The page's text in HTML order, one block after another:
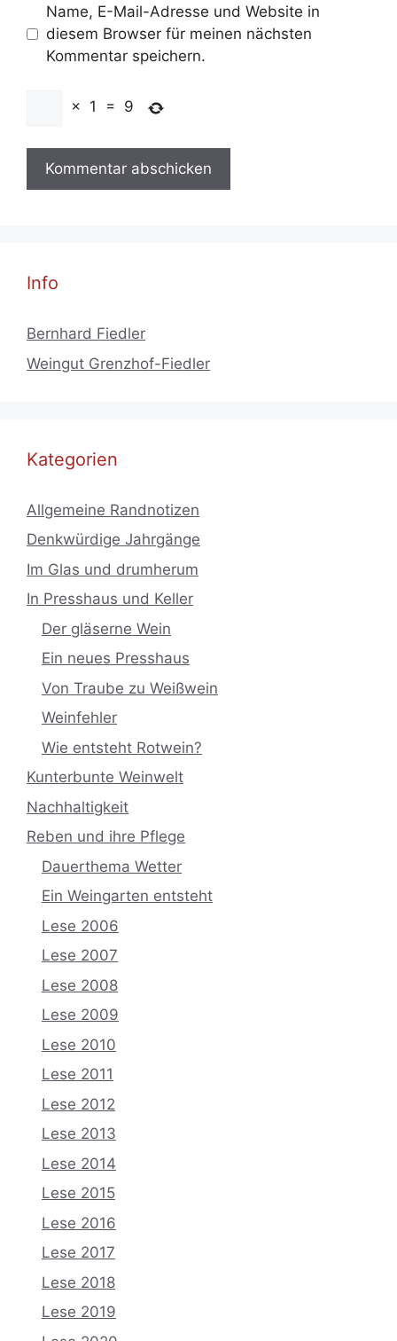
Name, E-Mail-Adresse und Website in
diesem Browser für meinen nächsten
Kommentar speichern.
× 1 = 9
Info
Bernhard Fiedler
Weingut Grenzhof-Fiedler
Kategorien
Allgemeine Randnotizen
Denkwürdige Jahrgänge
Im Glas und drumherum
In Presshaus und Keller
Der gläserne Wein
Ein neues Presshaus
Von Traube zu Weißwein
Weinfehler
Wie entsteht Rotwein?
Kunterbunte Weinwelt
Nachhaltigkeit
Reben und ihre Pflege
Dauerthema Wetter
Ein Weingarten entsteht
Lese 2006
Lese 2007
Lese 2008
Lese 2009
Lese 2010
Lese 2011
Lese 2012
Lese 2013
Lese 2014
Lese 2015
Lese 2016
Lese 2017
Lese 2018
Lese 2019